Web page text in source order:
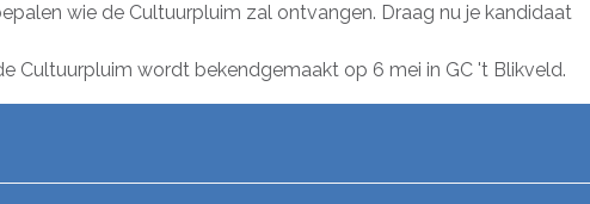
wie de Cultuurpluim zal ontvangen. Draag nu je kandidaat
Cultuurpluim wordt bekendgemaakt op 6 mei in GC 't Blikveld.